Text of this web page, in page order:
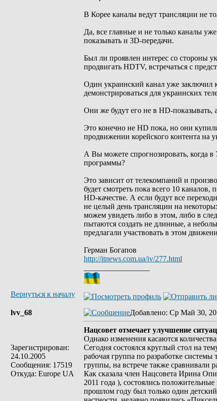
В Корее каналы ведут трансляции не
Да, все главные и не только каналы
показывать и 3D-передачи.
Был ли проявлен интерес со стороны
продвигать HDTV, встречаться с
Один украинский канал уже заключил
демонстрироваться для украинских
Они же будут его не в HD-показывать,
Это конечно не HD пока, но они
продвижении корейского контента на
А Вы можете спрогнозировать, когда в
программы?
Это зависит от телекомпаний и
будет смотреть пока всего 10
HD-качестве. А если будут все
не целый день трансляции на
можем увидеть либо в этом, либо в
пытаются создать не длинные, а
предлагали участвовать в этом
Герман Богапов
http://itnews.com.ua/iv/277.html
Вернуться к началу
lvv_68
Зарегистрирован:
24.10.2005
Сообщения: 17519
Откуда: Europe UA
Добавлено: Ср Май 30,
Нацсовет отмечает улучшение
Однако изменения касаются
Сегодня состоялся круглый стол на
рабочая группа по разработке
группы, на встрече также сравнивали
Как сказала член Нацсовета Ирина
2011 года ), состоялись
прошлом году был только один